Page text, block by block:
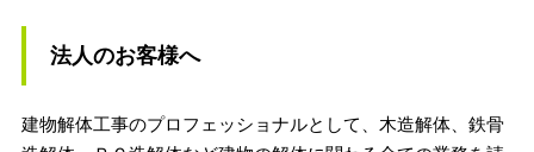
法人のお客様へ
建物解体工事のプロフェッショナルとして、木造解体、鉄骨